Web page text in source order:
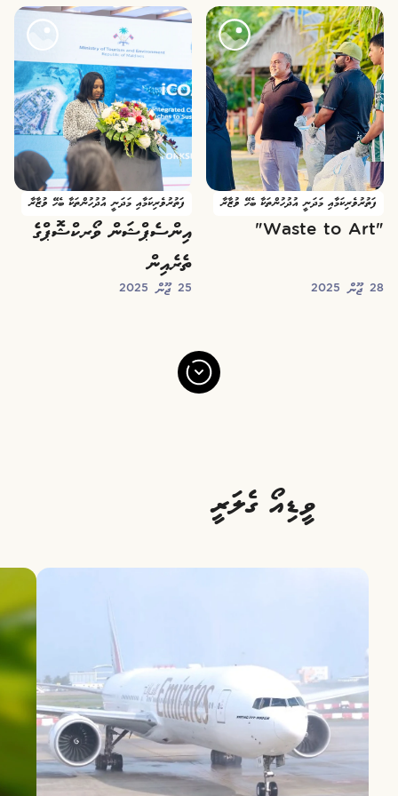
ދަނީ ކުރިއަށް
ފަތުރުވެރިކަމާއި މަދަނީ އުދުހުންތަކާ ބެހޭ ވުޒާރާ
"Waste to Art"
28 ޖޫން 2025
ފަތުރުވެރިކަމާއި މަދަނީ އުދުހުންތަކާ ބެހޭ ވުޒާރާ
އިންސެޕްޝަން ވޯރކްޝޮޕްގެ
ތެރެއިން
25 ޖޫން 2025
ވީޑިއޯ ގެލަރީ